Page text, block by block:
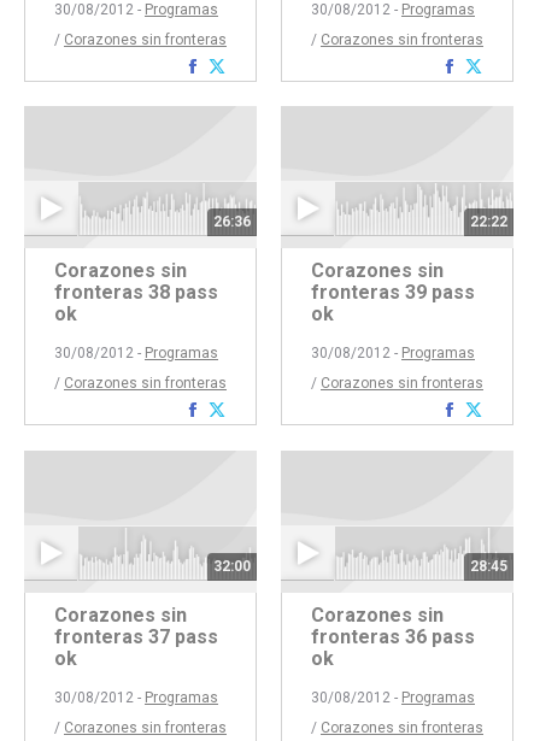
30/08/2012 - Programas
/ Corazones sin fronteras
Compartir
30/08/2012 - Programas
/ Corazones sin fronteras
Compartir
26:36
Corazones sin
fronteras 38 pass
ok
30/08/2012 - Programas
/ Corazones sin fronteras
Compartir
22:22
Corazones sin
fronteras 39 pass
ok
30/08/2012 - Programas
/ Corazones sin fronteras
Compartir
32:00
Corazones sin
fronteras 37 pass
ok
30/08/2012 - Programas
/ Corazones sin fronteras
28:45
Corazones sin
fronteras 36 pass
ok
30/08/2012 - Programas
/ Corazones sin fronteras